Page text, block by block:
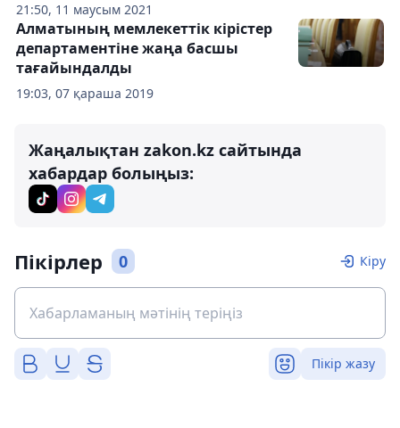
21:50, 11 маусым 2021
19:03, 07 қараша 2019
Алматының мемлекеттік кірістер
департаментіне жаңа басшы
тағайындалды
Жаңалықтан zakon.kz сайтында
хабардар болыңыз:
Пікірлер 0 Кіру
Пікір жазу